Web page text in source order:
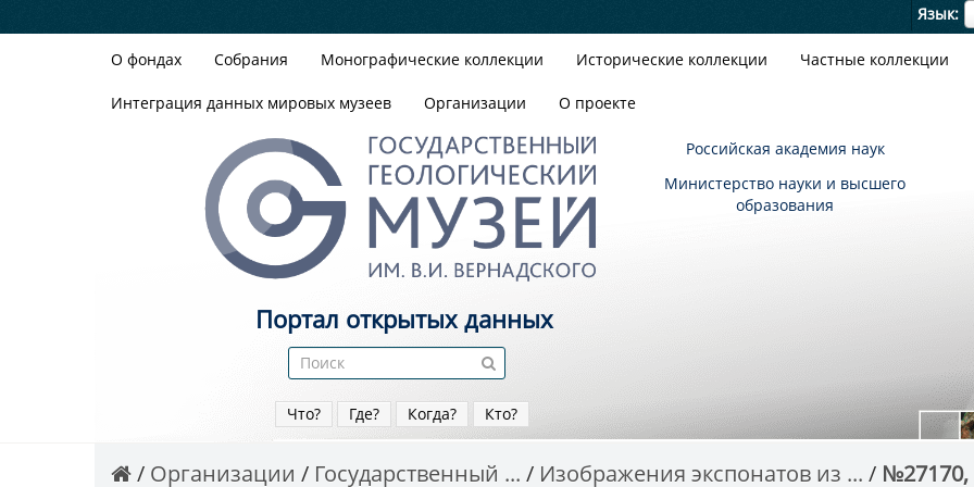
Язык
О фондах Собрания Монографические коллекции Исторические коллекции Частные коллекции
Интеграция данных мировых музеев Организации О проекте
Российская академия наук
Министерство науки и высшего
образования
Портал открытых данных
Что? Где? Когда? Кто?
Организации Государственный ... Изображения экспонатов из ... №27170,